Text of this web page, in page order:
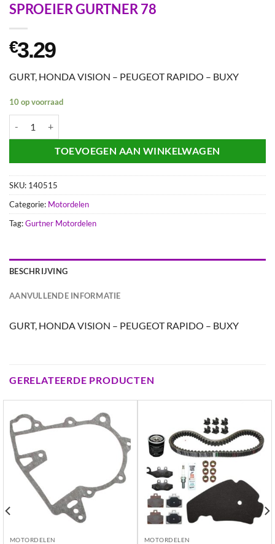
SPROEIER GURTNER 78
€3.29
GURT, HONDA VISION – PEUGEOT RAPIDO – BUXY
10 op voorraad
TOEVOEGEN AAN WINKELWAGEN
SKU: 140515
Categorie: Motordelen
Tag:Gurtner Motordelen
BESCHRIJVING
AANVULLENDE INFORMATIE
GURT, HONDA VISION – PEUGEOT RAPIDO – BUXY
GERELATEERDE PRODUCTEN
MOTORDELEN MOTORDELEN